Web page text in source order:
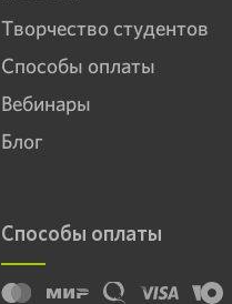
Творчество студентов
Способы оплаты
Вебинары
Блог
Способы оплаты